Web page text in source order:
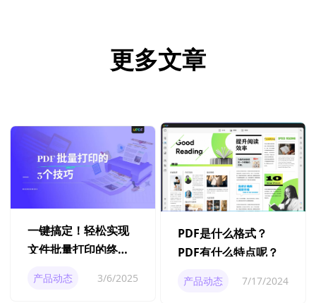
更多文章
一键搞定！轻松实现
文件批量打印的终极
产品动态 3/6/2025
PDF是什么格式？
PDF有什么特点呢？
产品动态 7/17/2024